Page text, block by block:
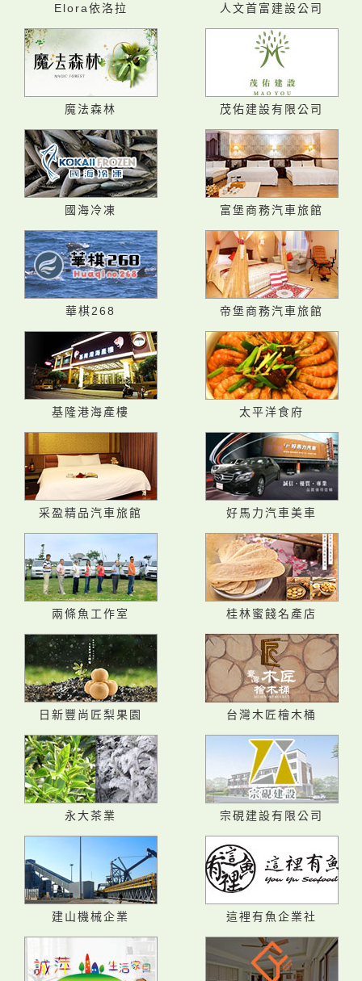
Elora依洛拉 人文首富建設公司
魔法森林 茂佑建設有限公司
國海冷凍 富堡商務汽車旅館
華棋268 帝堡商務汽車旅館
基隆港海產樓 太平洋食府
采盈精品汽車旅館 好馬力汽車美車
兩條魚工作室 桂林蜜餞名產店
日新豐尚匠梨果園 台灣木匠檜木桶
永大茶業 宗硯建設有限公司
建山機械企業 這裡有魚企業社